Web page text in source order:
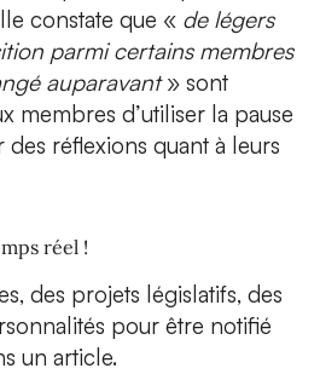
constate que « de légers
parmi certains membres
auparavant» sont
membres d’utiliser la pause
réflexions quant à leurs
réel !
des projets législatifs, des
pour être notifié
un article.